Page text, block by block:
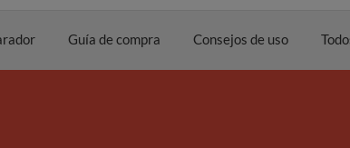
Guía de compra Consejos de uso